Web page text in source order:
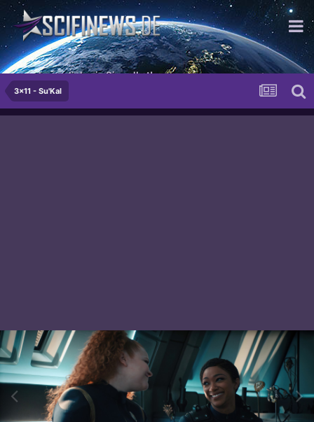
...so beweglich wie Sie selbst!
3x11 - Su'Kal